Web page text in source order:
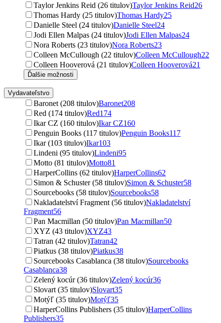
Taylor Jenkins Reid (26 titulov)Taylor Jenkins Reid26
Thomas Hardy (25 titulov)Thomas Hardy25
Danielle Steel (24 titulov)Danielle Steel24
Jodi Ellen Malpas (24 titulov)Jodi Ellen Malpas24
Nora Roberts (23 titulov)Nora Roberts23
Colleen McCullough (22 titulov)Colleen McCullough22
Colleen Hooverová (21 titulov)Colleen Hooverová21
Ďalšie možnosti
Vydavateľstvo
Baronet (208 titulov)Baronet208
Red (174 titulov)Red174
Ikar CZ (160 titulov)Ikar CZ160
Penguin Books (117 titulov)Penguin Books117
Ikar (103 titulov)Ikar103
Lindeni (95 titulov)Lindeni95
Motto (81 titulov)Motto81
HarperCollins (62 titulov)HarperCollins62
Simon & Schuster (58 titulov)Simon & Schuster58
Sourcebooks (58 titulov)Sourcebooks58
Nakladatelství Fragment (56 titulov)Nakladatelství
Fragment56
Pan Macmillan (50 titulov)Pan Macmillan50
XYZ (43 titulov)XYZ43
Tatran (42 titulov)Tatran42
Piatkus (38 titulov)Piatkus38
Sourcebooks Casablanca (38 titulov)Sourcebooks
Casablanca38
Zelený kocúr (36 titulov)Zelený kocúr36
Slovart (35 titulov)Slovart35
Motýľ (35 titulov)Motýľ35
HarperCollins Publishers (35 titulov)HarperCollins
Publishers35